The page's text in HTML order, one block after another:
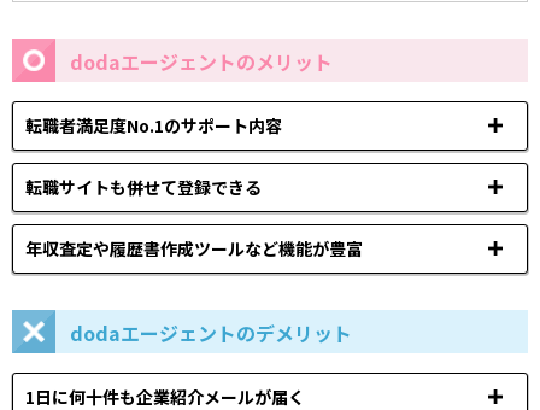
dodaエージェントのメリット
転職者満足度No.1のサポート内容
転職サイトも併せて登録できる
年収査定や履歴書作成ツールなど機能が豊富
dodaエージェントのデメリット
1日に何十件も企業紹介メールが届く